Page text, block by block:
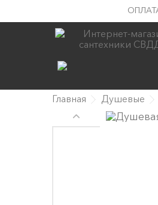
Главная Душевые